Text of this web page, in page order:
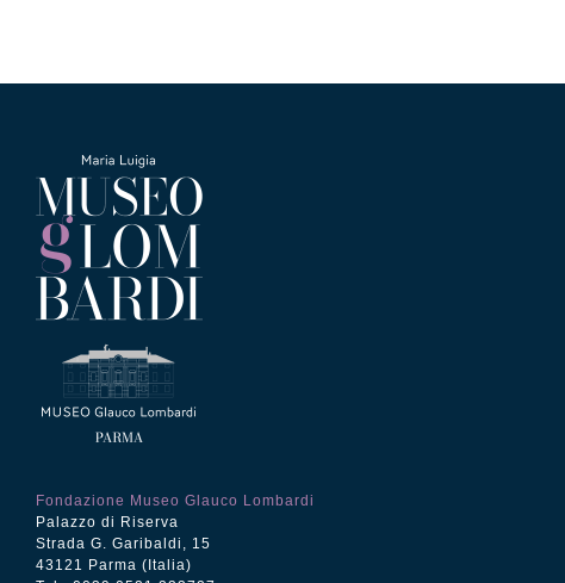
Fondazione Museo Glauco Lombardi
Palazzo di Riserva
Strada G. Garibaldi, 15
43121 Parma (Italia)